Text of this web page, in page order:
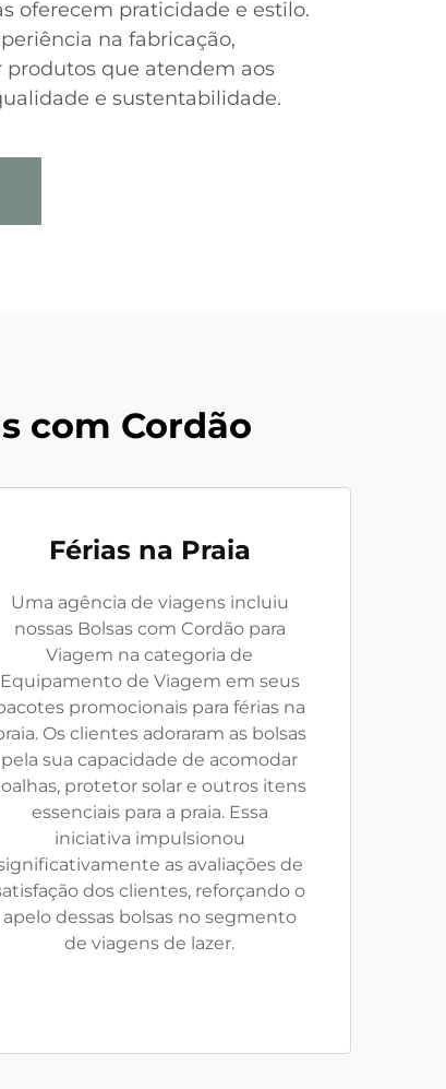
oferecem praticidade e estilo.
na fabricação,
que atendem aos
e sustentabilidade.
com Cordão
Férias na Praia
Uma agência de viagens incluiu
nossas Bolsas com Cordão para
Viagem na categoria de
Equipamento de Viagem em seus
promocionais para férias na
Os clientes adoraram as bolsas
pela sua capacidade de acomodar
protetor solar e outros itens
essenciais para a praia. Essa
iniciativa impulsionou
as avaliações de
dos clientes, reforçando o
apelo dessas bolsas no segmento
de viagens de lazer.